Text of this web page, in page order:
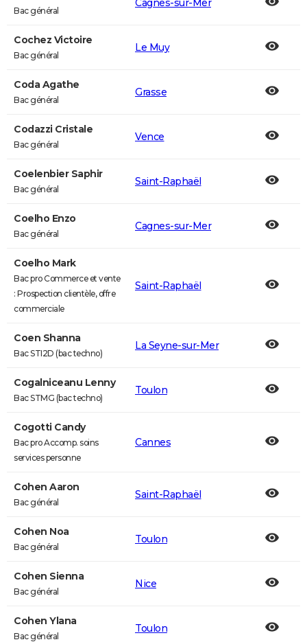
Bac général
Cagnes-sur-Mer
Cochez Victoire
Bac général
Le Muy
Coda Agathe
Bac général
Grasse
Codazzi Cristale
Bac général
Vence
Coelenbier Saphir
Bac général
Saint-Raphaël
Coelho Enzo
Bac général
Cagnes-sur-Mer
Coelho Mark
Bac pro Commerce et vente
: Prospection clientèle, offre
commerciale
Saint-Raphaël
Coen Shanna
Bac STI2D (bac techno)
La Seyne-sur-Mer
Cogalniceanu Lenny
Bac STMG (bac techno)
Toulon
Cogotti Candy
Bac pro Accomp. soins
services personne
Cannes
Cohen Aaron
Bac général
Saint-Raphaël
Cohen Noa
Bac général
Toulon
Cohen Sienna
Bac général
Nice
Cohen Ylana
Bac général
Toulon